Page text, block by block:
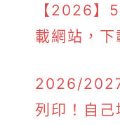
【2026】
載網站，
2026/
列印！自己